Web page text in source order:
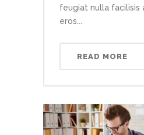
feugiat nulla facilisis
eros...
READ MORE